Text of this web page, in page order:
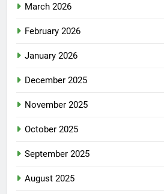
March 2026
February 2026
January 2026
December 2025
November 2025
October 2025
September 2025
August 2025